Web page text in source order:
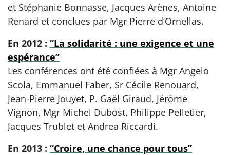
et Stéphanie Bonnasse, Jacques Arènes, Antoine
Renard et conclues par Mgr Pierre d’Ornellas.
En 2012 : “La solidarité : une exigence et une
espérance”
Les conférences ont été confiées à Mgr Angelo
Scola, Emmanuel Faber, Sr Cécile Renouard,
Jean-Pierre Jouyet, P. Gaël Giraud, Jérôme
Vignon, Mgr Michel Dubost, Philippe Pelletier,
Jacques Trublet et Andrea Riccardi.
En 2013 : “Croire, une chance pour tous”